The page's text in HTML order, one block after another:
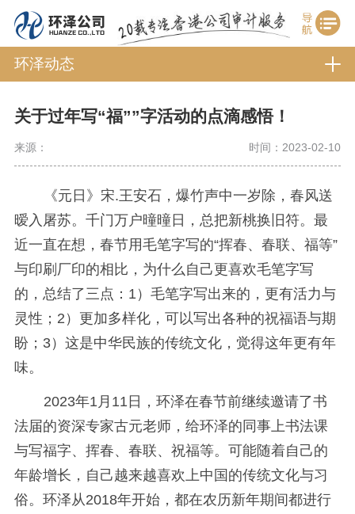
环泽动态
关于过年写“福””字活动的点滴感悟！
来源： 时间：2023-02-10
《元日》宋.王安石，爆竹声中一岁除，春风送
暧入屠苏。千门万户曈曈日，总把新桃换旧符。 最
近一直在想，春节用毛笔字写的“挥春、春联、福等”
与印刷厂印的相比，为什么自己更喜欢毛笔字写
的，总结了三点：1）毛笔字写出来的，更有活力与
灵性；2）更加多样化，可以写出各种的祝福语与期
盼；3）这是中华民族的传统文化，觉得这年更有年
味。
2023年1月11日，环泽在春节前继续邀请了书
法届的资深专家古元老师，给环泽的同事上书法课
与写福字、挥春、春联、祝福等。可能随着自己的
年龄增长，自己越来越喜欢上中国的传统文化与习
俗。环泽从2018年开始，都在农历新年期间都进行